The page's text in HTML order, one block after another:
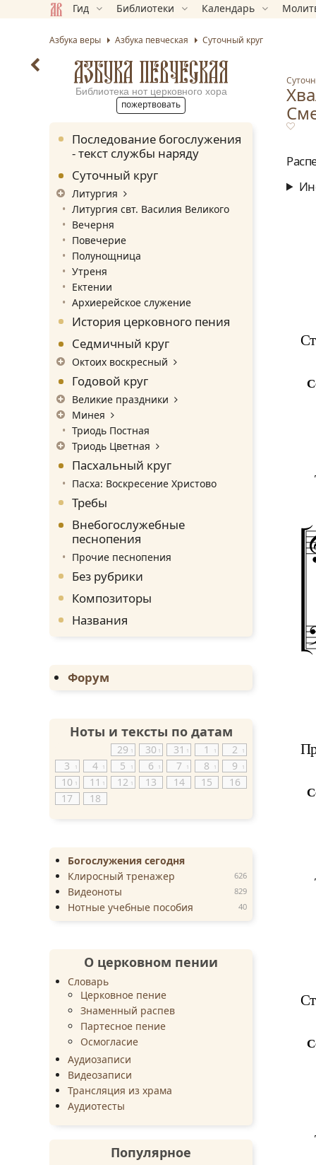
Гид Библиотеки Календарь
Азбука веры Азбука певческая Суточный круг
АЗБУКА ПЕВЧЕСКАЯ
Библиотека нот церковного хора
пожертвовать
Последование богослужения
- текст службы наряду
Суточный круг
Литургия
Литургия свт. Василия Великого
Вечерня
Повечерие
Полунощница
Утреня
Ектении
Архиерейское служение
История церковного пения
Седмичный круг
Октоих воскресный
Годовой круг
Великие праздники
Минея
Триодь Постная
Триодь Цветная
Пасхальный круг
Пасха: Воскресение Христово
Требы
Внебогослужебные
песнопения
Прочие песнопения
Без рубрики
Композиторы
Названия
Форум
Ноты и тексты по датам
29 1 30 1 31 1 1 1 2 1
3 1 4 1 5 1 6 1 7 1 8 1 9 1
10 1 11 1 12 1 13 14 15
16
17
18
Богослужения сегодня
Клиросный тренажер
626
Видеоноты 829
Нотные учебные пособия 40
О церковном пении
Словарь
Церковное пение
Знаменный распев
Партесное пение
Осмогласие
Аудиозаписи
Видеозаписи
Трансляция из храма
Аудиотесты
Популярное